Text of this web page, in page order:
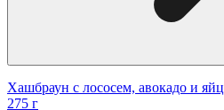
Хашбраун с лососем, авокадо и
275 г